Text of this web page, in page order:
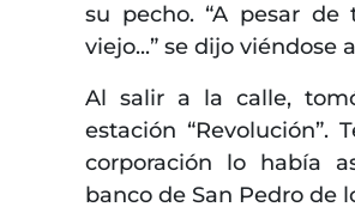
su pecho. “A pesar
viejo...” se dijo viéndose
Al salir a la calle,
estación “Revolución”.
corporación lo había
banco de San Pedro de